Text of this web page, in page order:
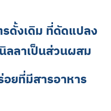
ดั้งเดิม ที่ดัดแปลง
ลลาเป็นส่วนผสม
ยที่มีสารอาหาร